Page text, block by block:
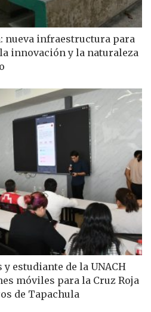
nueva infraestructura para
innovación y la naturaleza
estudiante de la UNACH
móviles para la Cruz Roja
de Tapachula